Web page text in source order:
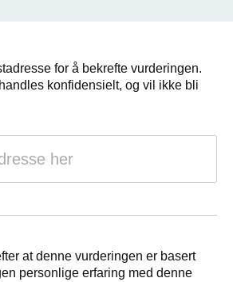
for å bekrefte vurderingen.
konfidensielt, og vil ikke bli
at denne vurderingen er basert
personlige erfaring med denne